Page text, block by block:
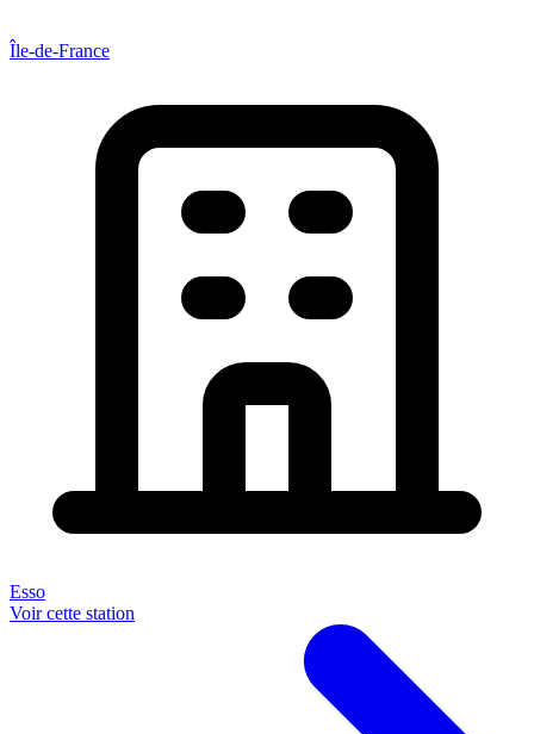
Île-de-France
Esso
Voir cette station